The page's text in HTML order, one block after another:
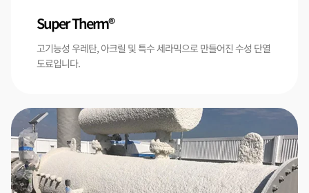
Super Therm®
고기능성 우레탄, 아크릴 및 특수 세라믹으로 만들어진 수성 단열
도료입니다.